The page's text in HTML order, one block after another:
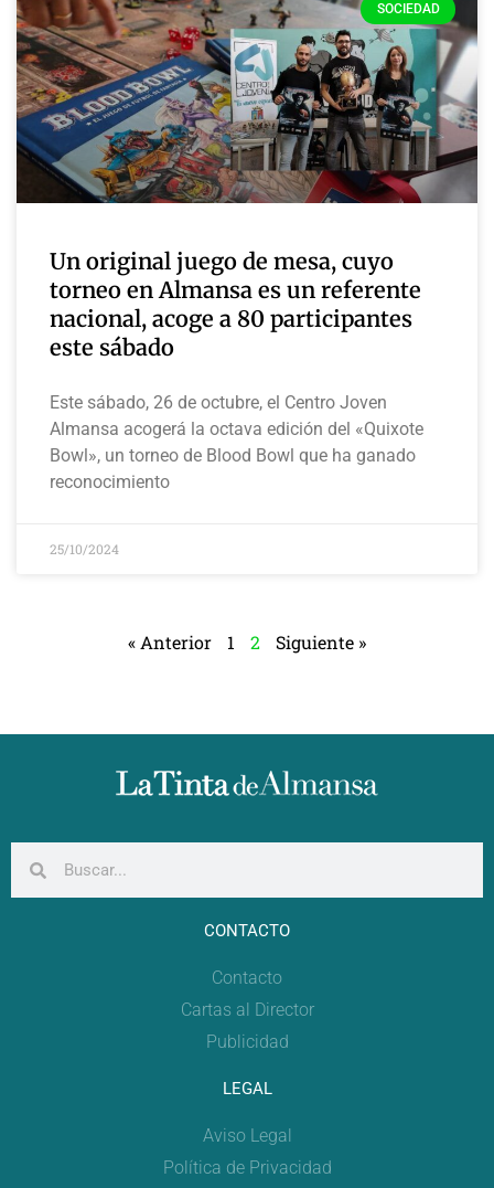
SOCIEDAD
Un original juego de mesa, cuyo
torneo en Almansa es un referente
nacional, acoge a 80 participantes
este sábado
Este sábado, 26 de octubre, el Centro Joven
Almansa acogerá la octava edición del «Quixote
Bowl», un torneo de Blood Bowl que ha ganado
reconocimiento
25/10/2024
« Anterior 1 2 Siguiente »
CONTACTO
Contacto
Cartas al Director
Publicidad
LEGAL
Aviso Legal
Política de Privacidad